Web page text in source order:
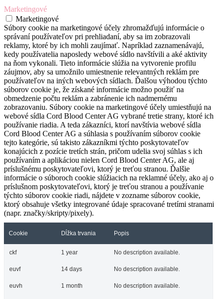
Marketingové
Marketingové
Súbory cookie na marketingové účely zhromažďujú informácie o
správaní používateľov pri prehliadaní, aby sa im zobrazovali
reklamy, ktoré by ich mohli zaujímať. Napríklad zaznamenávajú,
kedy používatelia naposledy webové sídlo navštívili a aké aktivity
na ňom vykonali. Tieto informácie slúžia na vytvorenie profilu
záujmov, aby sa umožnilo umiestnenie relevantných reklám pre
používateľov na iných webových sídlach. Ďalšou výhodou týchto
súborov cookie je, že získané informácie možno použiť na
obmedzenie počtu reklám a zabránenie ich nadmernému
zobrazovaniu. Súbory cookie na marketingové účely umiestňujú na
webové sídla Cord Blood Center AG vybrané tretie strany, ktoré ich
používanie riadia. A teda zákazníci, ktorí navštívia webové sídla
Cord Blood Center AG a súhlasia s používaním súborov cookie
tejto kategórie, sú takisto zákazníkmi týchto poskytovateľov
konajúcich z pozície tretích strán, pričom udelia svoj súhlas s ich
používaním a aplikáciou nielen Cord Blood Center AG, ale aj
príslušnému poskytovateľovi, ktorý je treťou stranou. Ďalšie
informácie o súboroch cookie slúžiacich na reklamné účely, ako aj o
príslušnom poskytovateľovi, ktorý je treťou stranou a používanie
týchto súborov cookie riadi, nájdete v zozname súborov cookie,
ktorý obsahuje všetky integrované údaje spracované tretími stranami
(napr. značky/skripty/pixely).
Cookie Dĺžka trvania Popis
ckf 1 year No description available.
euvf 14 days No description available.
euvh 1 month No description available.